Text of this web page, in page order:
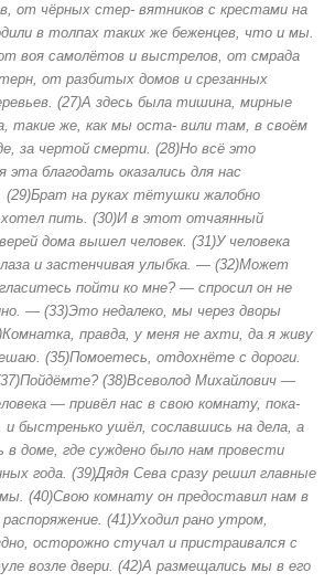
от чёрных стер- вятников с крестами на
в толпах таких же беженцев, что и мы.
воя самолётов и выстрелов, от смрада
от разбитых домов и срезанных
(27)А здесь была тишина, мирные
такие же, как мы оста- вили там, в своём
за чертой смерти. (28)Но всё это
эта благодать оказались для нас
(29)Брат на руках тётушки жалобно
хотел пить. (30)И в этот отчаянный
дома вышел человек. (31)У человека
и застенчивая улыбка. — (32)Может
пойти ко мне? — спросил он не
— (33)Это недалеко, мы через дворы
правда, у меня не ахти, да я живу
(35)Помоетесь, отдохнёте с дороги.
(38)Всеволод Михайлович —
— привёл нас в свою комнату, пока-
и быстренько ушёл, сославшись на дела, а
в доме, где суждено было нам провести
года. (39)Дядя Сева сразу решил главные
(40)Свою комнату он предоставил нам в
(41)Уходил рано утром,
осторожно стучал и пристраивался с
возле двери. (42)А размещались мы в его